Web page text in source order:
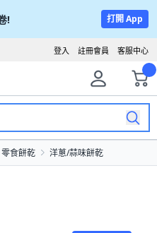
! 打開 App
客服中心
註冊會員
登入
零食餅乾 洋蔥/蒜味餅乾